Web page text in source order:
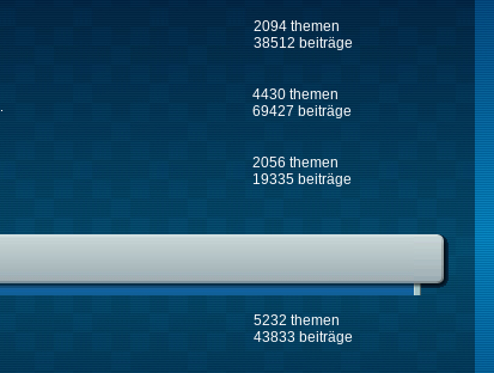
2094 themen
38512 beiträge
4430 themen
69427 beiträge
2056 themen
19335 beiträge
5232 themen
43833 beiträge